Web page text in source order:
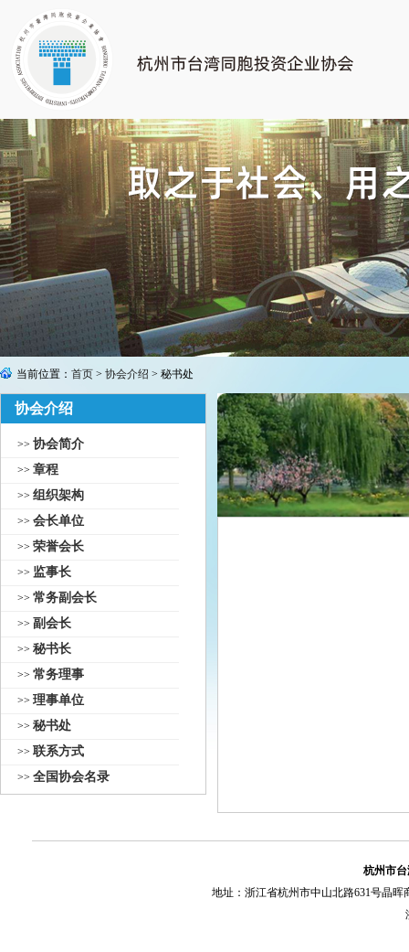
当前位置： 首页 > 协会介绍 > 秘书处
协会介绍
>> 协会简介
>> 章程
>> 组织架构
>> 会长单位
>> 荣誉会长
>> 监事长
>> 常务副会长
>> 副会长
>> 秘书长
>> 常务理事
>> 理事单位
>> 秘书处
>> 联系方式
>> 全国协会名录
杭州市
地址：浙江省杭州市中山北路631号晶晖